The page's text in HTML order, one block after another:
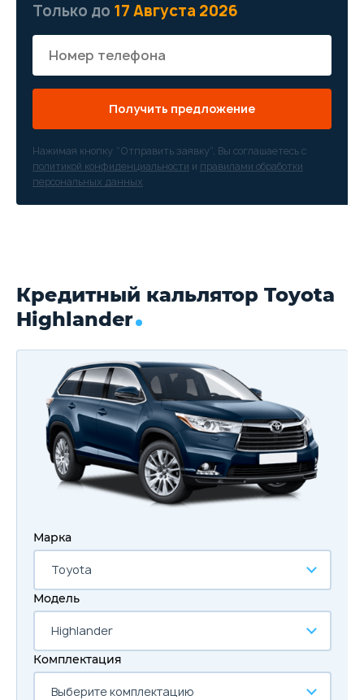
Только до 17 Августа 2026
Получить предложение
Нажимая кнопку “Отправить заявку”, Вы соглашаетесь с
политикой конфиденциальности и правилами обработки
персональных данных
Кредитный кальлятор Toyota
Highlander
Марка
Toyota
Модель
Highlander
Комплектация
Выберите комплектацию